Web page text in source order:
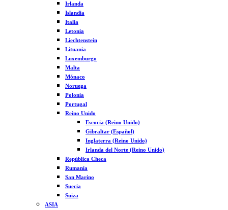
Irlanda
Islandia
Italia
Letonia
Liechtenstein
Lituania
Luxemburgo
Malta
Mónaco
Noruega
Polonia
Portugal
Reino Unido
Escocia (Reino Unido)
Gibraltar (Español)
Inglaterra (Reino Unido)
Irlanda del Norte (Reino Unido)
República Checa
Rumanía
San Marino
Suecia
Suiza
ASIA